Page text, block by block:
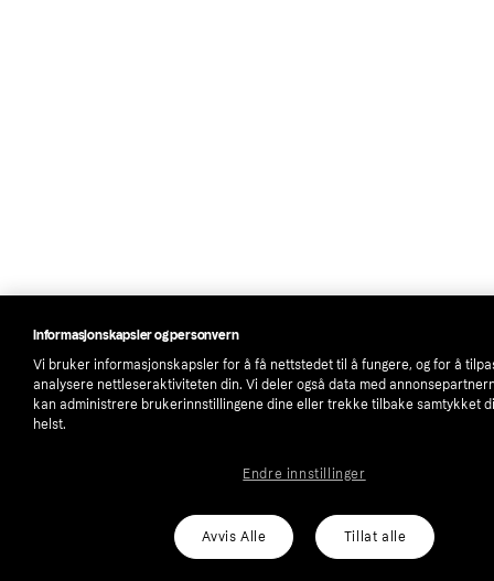
Informasjonskapsler og personvern
Vi bruker informasjonskapsler for å få nettstedet til å fungere, og for å
analysere nettleseraktiviteten din. Vi deler også data med
kan administrere brukerinnstillingene dine eller trekke tilbake samtykket
helst.
Avvis Alle Tillat alle
Endre innstillinger